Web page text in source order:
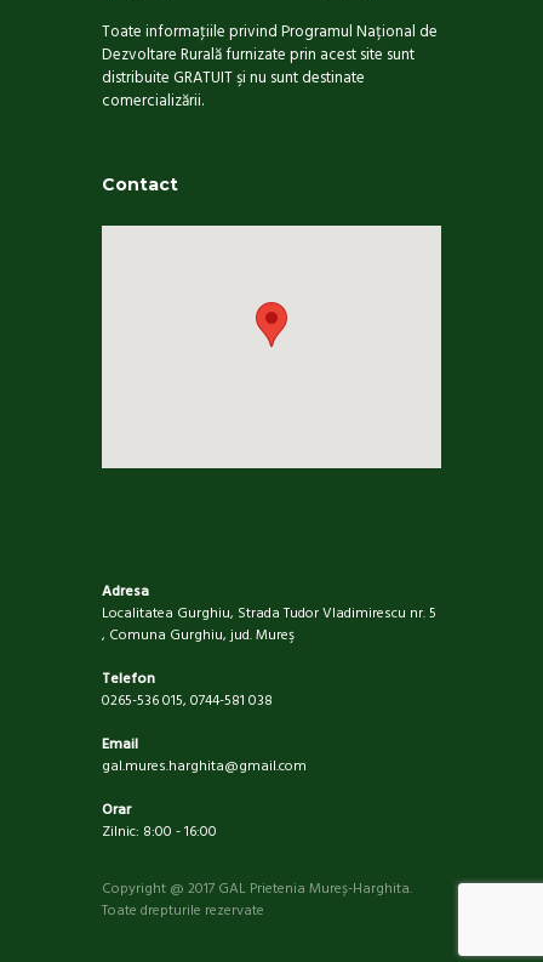
Toate informaţiile privind Programul Național de
Dezvoltare Rurală furnizate prin acest site sunt
distribuite GRATUIT şi nu sunt destinate
comercializării.
Contact
Adresa
Localitatea Gurghiu, Strada Tudor Vladimirescu nr. 5
, Comuna Gurghiu, jud. Mureş
Telefon
0265-536 015, 0744-581 038
Email
gal.mures.harghita@gmail.com
Orar
Zilnic: 8:00 - 16:00
Copyright @ 2017 GAL Prietenia Mureș-Harghita.
Toate drepturile rezervate